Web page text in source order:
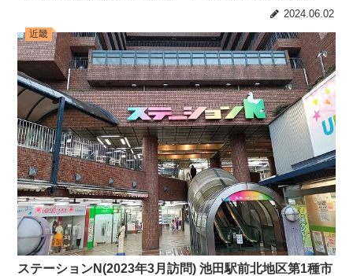
2024.06.02
近畿
ステーションN(2023年3月訪問) 池田駅前北地区第1種市